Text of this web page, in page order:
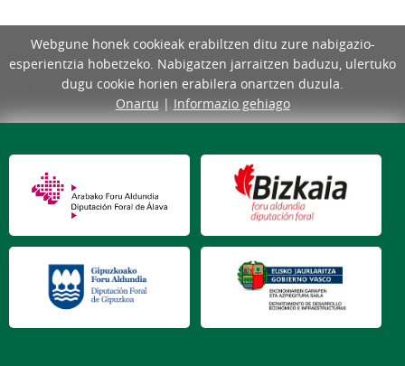
Webgune honek cookieak erabiltzen ditu zure nabigazio-
esperientzia hobetzeko. Nabigatzen jarraitzen baduzu, ulertuko
dugu cookie horien erabilera onartzen duzula.
Onartu | Informazio gehiago